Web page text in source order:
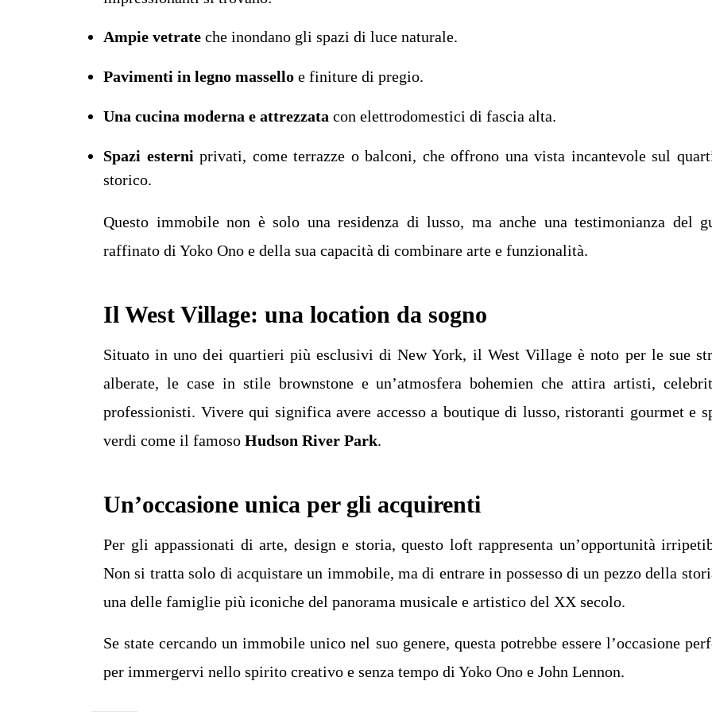
Ampie vetrate che inondano gli spazi di luce naturale.
Pavimenti in legno massello e finiture di pregio.
Una cucina moderna e attrezzata con elettrodomestici di fascia alta.
Spazi esterniprivati, come terrazze o balconi, che offrono una vista incantevole sul
storico.
Questo immobile non è solo una residenza di lusso, ma anche una testimonianza del
raffinato di Yoko Ono e della sua capacità di combinare arte e funzionalità.
Il West Village: una location da sogno
Situato in uno dei quartieri più esclusivi di New York, il West Village è noto per le sue
alberate, le case in stile brownstone e un’atmosfera bohemien che attira artisti,
professionisti. Vivere qui significa avere accesso a boutique di lusso, ristoranti gourmet e
verdi come il famoso Hudson River Park.
Un’occasione unica per gli acquirenti
Per gli appassionati di arte, design e storia, questo loft rappresenta un’opportunità
Non si tratta solo di acquistare un immobile, ma di entrare in possesso di un pezzo della
una delle famiglie più iconiche del panorama musicale e artistico del XX secolo.
Se state cercando un immobile unico nel suo genere, questa potrebbe essere l’occasione
per immergervi nello spirito creativo e senza tempo di Yoko Ono e John Lennon.